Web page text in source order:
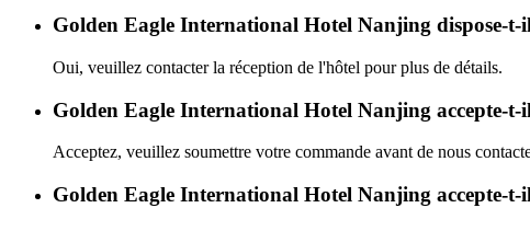
Golden Eagle International Hotel Nanjing dispose-
Oui, veuillez contacter la réception de l'hôtel pour plus de détails.
Golden Eagle International Hotel Nanjing accepte-t-
Acceptez, veuillez soumettre votre commande avant de nous
Golden Eagle International Hotel Nanjing accepte-t-